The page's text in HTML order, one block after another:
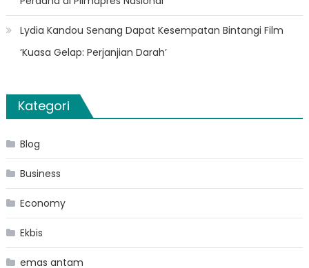
Lydia Kandou Senang Dapat Kesempatan Bintangi Film
‘Kuasa Gelap: Perjanjian Darah’
Kategori
Blog
Business
Economy
Ekbis
emas antam